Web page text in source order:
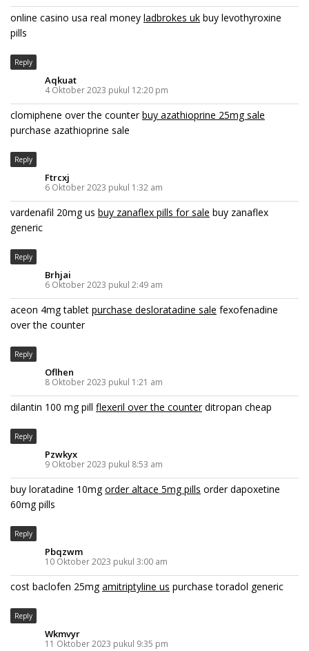
online casino usa real money ladbrokes uk buy levothyroxine
pills
Reply
Aqkuat
4 Oktober 2023 pukul 12:20 pm
clomiphene over the counterbuy azathioprine 25mg sale
purchase azathioprine sale
Reply
Ftrcxj
6 Oktober 2023 pukul 1:32 am
vardenafil 20mg us buy zanaflex pills for sale buy zanaflex
generic
Reply
Brhjai
6 Oktober 2023 pukul 2:49 am
aceon 4mg tablet purchase desloratadine sale fexofenadine
over the counter
Reply
Oflhen
8 Oktober 2023 pukul 1:21 am
dilantin 100 mg pill flexeril over the counterditropan cheap
Reply
Pzwkyx
9 Oktober 2023 pukul 8:53 am
buy loratadine 10mgorder altace 5mg pills order dapoxetine
60mg pills
Reply
Pbqzwm
10 Oktober 2023 pukul 3:00 am
cost baclofen 25mgamitriptyline us purchase toradol generic
Reply
Wkmvyr
11 Oktober 2023 pukul 9:35 pm